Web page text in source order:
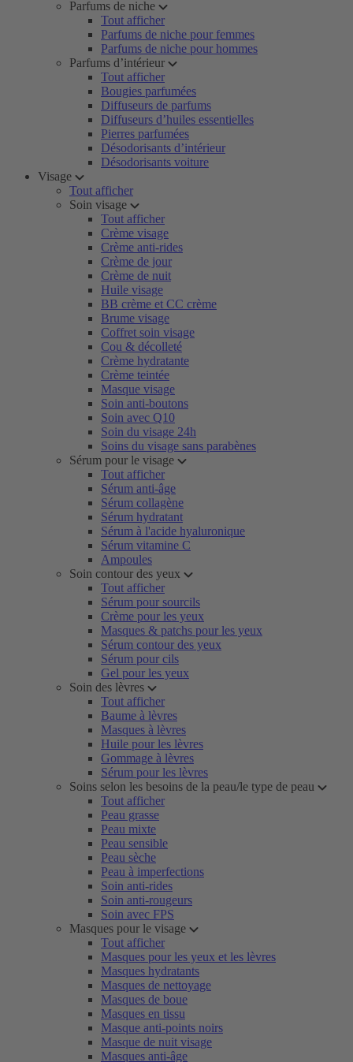
Parfums de niche
Tout afficher
Parfums de niche pour femmes
Parfums de niche pour hommes
Parfums d’intérieur
Tout afficher
Bougies parfumées
Diffuseurs de parfums
Diffuseurs d’huiles essentielles
Pierres parfumées
Désodorisants d’intérieur
Désodorisants voiture
Visage
Tout afficher
Soin visage
Tout afficher
Crème visage
Crème anti-rides
Crème de jour
Crème de nuit
Huile visage
BB crème et CC crème
Brume visage
Coffret soin visage
Cou & décolleté
Crème hydratante
Crème teintée
Masque visage
Soin anti-boutons
Soin avec Q10
Soin du visage 24h
Soins du visage sans parabènes
Sérum pour le visage
Tout afficher
Sérum anti-âge
Sérum collagène
Sérum hydratant
Sérum à l'acide hyaluronique
Sérum vitamine C
Ampoules
Soin contour des yeux
Tout afficher
Sérum pour sourcils
Crème pour les yeux
Masques & patchs pour les yeux
Sérum contour des yeux
Sérum pour cils
Gel pour les yeux
Soin des lèvres
Tout afficher
Baume à lèvres
Masques à lèvres
Huile pour les lèvres
Gommage à lèvres
Sérum pour les lèvres
Soins selon les besoins de la peau/le type de peau
Tout afficher
Peau grasse
Peau mixte
Peau sensible
Peau sèche
Peau à imperfections
Soin anti-rides
Soin anti-rougeurs
Soin avec FPS
Masques pour le visage
Tout afficher
Masques pour les yeux et les lèvres
Masques hydratants
Masques de nettoyage
Masques de boue
Masques en tissu
Masque anti-points noirs
Masque de nuit visage
Masques anti-âge